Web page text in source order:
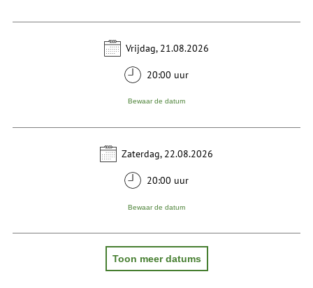
Vrijdag, 21.08.2026
20:00 uur
Bewaar de datum
Zaterdag, 22.08.2026
20:00 uur
Bewaar de datum
Toon meer datums